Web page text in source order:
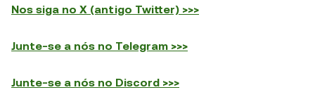
Nos siga no X (antigo Twitter) >>>
Junte-se a nós no Telegram >>>
Junte-se a nós no Discord >>>